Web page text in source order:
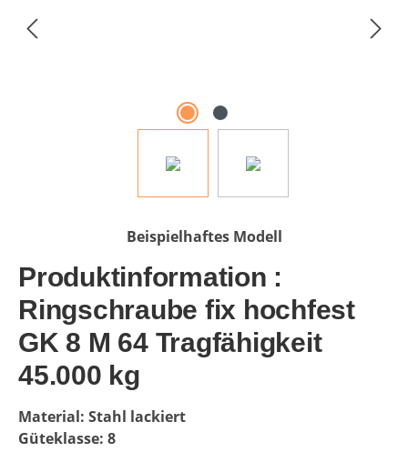
Beispielhaftes Modell
Produktinformation :
Ringschraube fix hochfest
GK 8 M 64 Tragfähigkeit
45.000 kg
Material: Stahl lackiert
Güteklasse: 8